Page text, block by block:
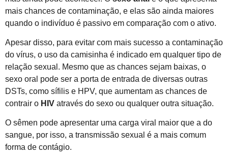
mais chances de contaminação, e elas são ainda maiores
quando o indivíduo é passivo em comparação com o ativo.
Apesar disso, para evitar com mais sucesso a contaminação
do vírus, o uso da camisinha é indicado em qualquer tipo de
relação sexual. Mesmo que as chances sejam baixas, o
sexo oral pode ser a porta de entrada de diversas outras
DSTs, como sífilis e HPV, que aumentam as chances de
contrair o HIV através do sexo ou qualquer outra situação.
O sêmen pode apresentar uma carga viral maior que a do
sangue, por isso, a transmissão sexual é a mais comum
forma de contágio.